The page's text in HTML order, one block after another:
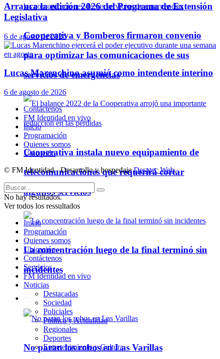
Cooperativa y Bomberos firmaron convenio
para optimizar las comunicaciones de sus
servicios de emergencias
Cooperativa instala nuevo equipamiento de
telecomunicaciones que requerirá cortar
algunos servicios
La concentración luego de la final terminó sin
incidentes
Policiales
No paran los robos en Las Varillas
Arranca la edición 2026 del Programa de Extensión
Legislativa
6 de agosto de 2026
Lucas Marenchino asumió como intendente interino
6 de agosto de 2026
Contáctenos
FM Identidad en vivo
Inicio
Programación
Quienes somos
Ubicación
© FM Identidad - Desarrollo y hospedajeDesatec Web.
No hay resultados.
Ver todos los ressultados
Inicio
Programación
Quienes somos
Ubicación
Contáctenos
Servicios
FM Identidad en vivo
Noticias
Destacadas
Sociedad
Policiales
Política y Actualidad
Regionales
Deportes
Entretenimiento y Cultura